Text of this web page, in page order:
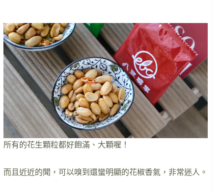
所有的花生顆粒都好飽滿、大顆喔！
而且近近的聞，可以嗅到還蠻明顯的花椒香氣，非常迷人。